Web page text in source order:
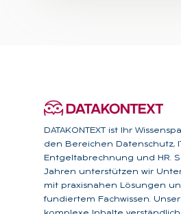
DATAKONTEXT ist Ihr
den Bereichen Datenschutz,
Entgeltabrechnung und HR.
Jahren unterstützen wir
mit praxisnahen Lösungen
fundiertem Fachwissen. Unser